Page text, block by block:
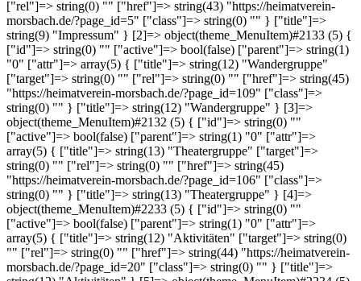
["rel"]=> string(0) "" ["href"]=> string(43) "https://heimatverein-
morsbach.de/?page_id=5" ["class"]=> string(0) "" } ["title"]=>
string(9) "Impressum" } [2]=> object(theme_MenuItem)#2133 (5) {
["id"]=> string(0) "" ["active"]=> bool(false) ["parent"]=> string(1)
"0" ["attr"]=> array(5) { ["title"]=> string(12) "Wandergruppe"
["target"]=> string(0) "" ["rel"]=> string(0) "" ["href"]=> string(45)
"https://heimatverein-morsbach.de/?page_id=109" ["class"]=>
string(0) "" } ["title"]=> string(12) "Wandergruppe" } [3]=>
object(theme_MenuItem)#2132 (5) { ["id"]=> string(0) ""
["active"]=> bool(false) ["parent"]=> string(1) "0" ["attr"]=>
array(5) { ["title"]=> string(13) "Theatergruppe" ["target"]=>
string(0) "" ["rel"]=> string(0) "" ["href"]=> string(45)
"https://heimatverein-morsbach.de/?page_id=106" ["class"]=>
string(0) "" } ["title"]=> string(13) "Theatergruppe" } [4]=>
object(theme_MenuItem)#2233 (5) { ["id"]=> string(0) ""
["active"]=> bool(false) ["parent"]=> string(1) "0" ["attr"]=>
array(5) { ["title"]=> string(12) "Aktivitäten" ["target"]=> string(0)
"" ["rel"]=> string(0) "" ["href"]=> string(44) "https://heimatverein-
morsbach.de/?page_id=20" ["class"]=> string(0) "" } ["title"]=>